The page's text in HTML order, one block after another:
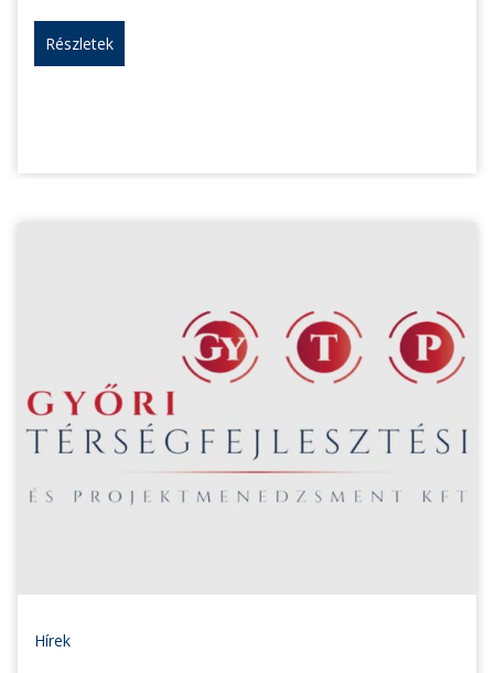
Részletek
Hírek